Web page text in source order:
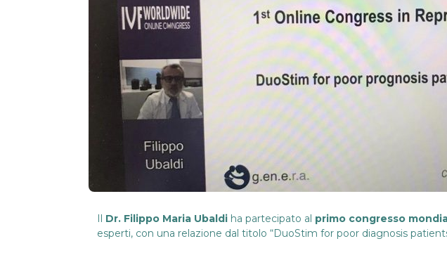
Il Dr. Filippo Maria Ubaldi ha partecipato al primo congresso
esperti, con una relazione dal titolo “DuoStim for poor diagnosis